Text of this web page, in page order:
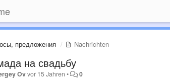
предложения Nachrichten
на свадьбу
Ovvor 15 Jahren • 0